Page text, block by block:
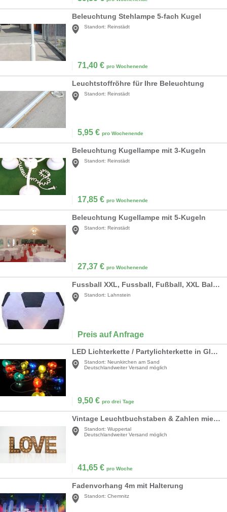
Beleuchtung Stehlampe 5-fach Kugel
Standort: Reinstädt
71,40 € pro Wochenende
Leuchtstoffröhre für Ihre Beleuchtung
Standort: Reinstädt
5,95 € pro Wochenende
Beleuchtung Kugellampe mit 3-Kugeln
Standort: Reinstädt
17,85 € pro Wochenende
Beleuchtung Kugellampe mit 5-Kugeln
Standort: Reinstädt
27,37 € pro Wochenende
Fussball XXL, Fussball, Fußball, XXL Ball, Sport, Dekoration, Event, Messe, Party, Veranstaltung, leihen, mieten
Standort: Lahnstein
Preis auf Anfrage
LED Lichterkette / Partylichterkette in Glühlampenoptik
Standort: Neunkirchen am Sand
Deutschlandweiter Versand möglich
9,50 € pro drei Tage
Vintage Leuchtbuchstaben & Zahlen mieten – 70 cm & XXL (150 cm) – Das Highlight
Standort: Wuppertal
Deutschlandweiter Versand möglich
41,65 € pro Woche
Fadenvorhang 4m mit Halterung
Standort: Chemnitz